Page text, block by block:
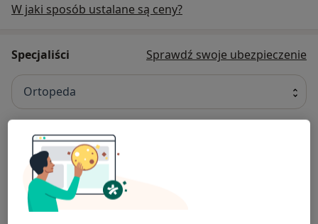
W jaki sposób ustalane są ceny?
Specjaliści Sprawdź swoje ubezpieczenie
Ortopeda
lek. Marek Szczepaniec
Ortopeda
20 opinii